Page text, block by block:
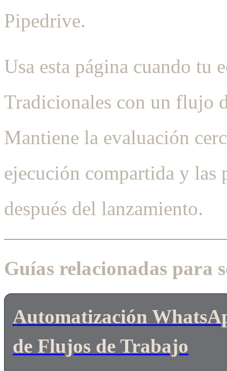
Pipedrive.
Usa esta página cuando tu
Tradicionales con un flujo
Mantiene la evaluación
ejecución compartida y las
después del lanzamiento.
Guías relacionadas para
Automatización
de Flujos de Trabajo